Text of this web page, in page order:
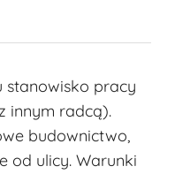
pracy
innym radcą).
budownictwo,
od ulicy. Warunki